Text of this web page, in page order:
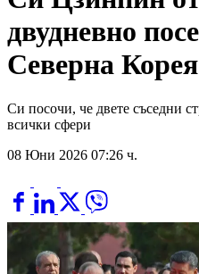
двудневно
Северна Корея
Си посочи, че двете съседни
всички сфери
08 Юни 2026 07:26 ч.